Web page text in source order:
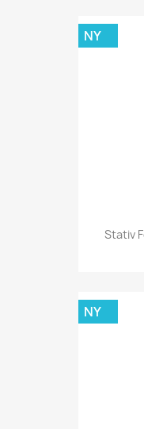
Stativ
NY
NY